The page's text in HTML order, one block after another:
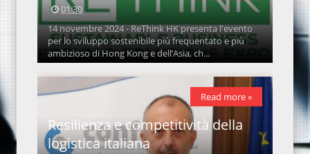
01:30
14 novembre 2024 - ReThink HK presenta l'evento
per lo sviluppo sostenibile più frequentato e più
ambizioso di Hong Kong e dell’Asia, ch...
Resilienza e competitività della
logistica italiana
Read more »